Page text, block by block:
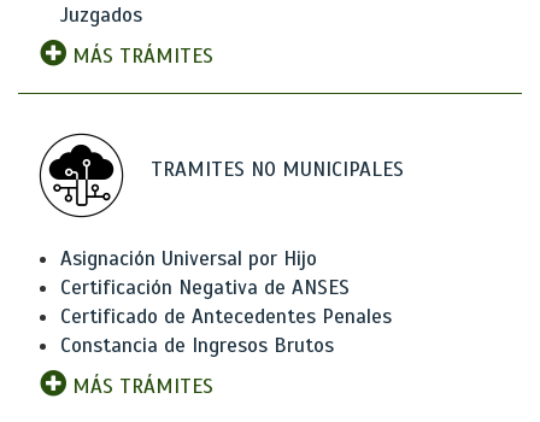
Juzgados
MÁS TRÁMITES
TRAMITES NO MUNICIPALES
Asignación Universal por Hijo
Certificación Negativa de ANSES
Certificado de Antecedentes Penales
Constancia de Ingresos Brutos
MÁS TRÁMITES